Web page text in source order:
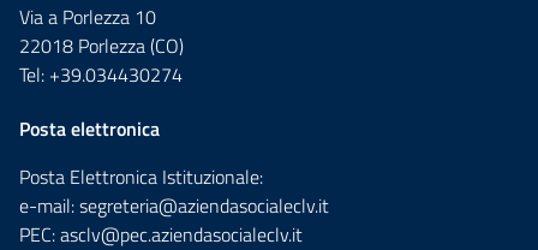
Via a Porlezza 10
22018 Porlezza (CO)
Tel: +39.034430274
Posta elettronica
Posta Elettronica Istituzionale:
e-mail:segreteria@aziendasocialeclv.it
PEC:asclv@pec.aziendasocialeclv.it